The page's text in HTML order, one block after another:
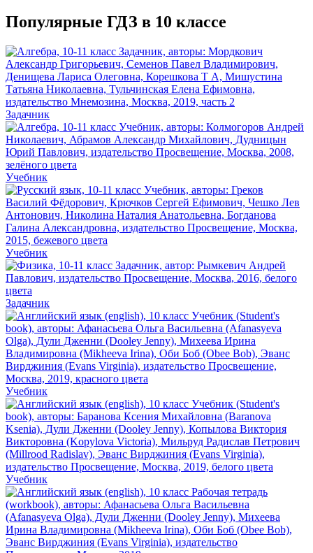
Популярные ГДЗ в 10 классе
Задачник
Учебник
Учебник
Задачник
Учебник
Учебник